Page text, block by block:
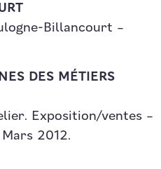
Billancourt –
DES MÉTIERS
Exposition/ventes –
2012.